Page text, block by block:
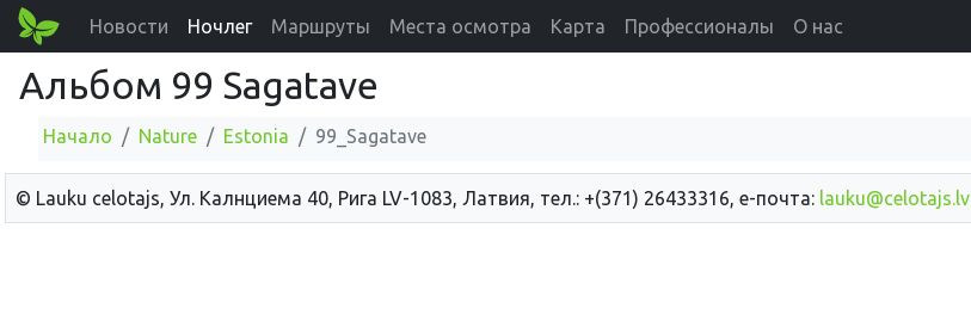
Новости Ночлег Маршруты Места осмотра Карта Профессионалы О нас
Альбом 99 Sagatave
Начало Nature Estonia 99_Sagatave
© Lauku сelotajs, Ул. Калнциема 40, Рига LV-1083, Латвия, тел.: +(371) 26433316, е-почта: lauku@celotajs.lv